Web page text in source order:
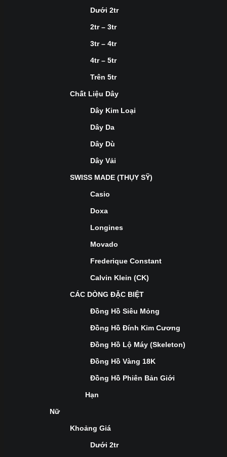
Dưới 2tr
2tr – 3tr
3tr – 4tr
4tr – 5tr
Trên 5tr
Chất Liệu Dây
Dây Kim Loại
Dây Da
Dây Dù
Dây Vải
SWISS MADE (THỤY SỸ)
Casio
Doxa
Longines
Movado
Frederique Constant
Calvin Klein (CK)
CÁC DÒNG ĐẶC BIỆT
Đồng Hồ Siêu Mỏng
Đồng Hồ Đính Kim Cương
Đồng Hồ Lộ Máy (Skeleton)
Đồng Hồ Vàng 18K
Đồng Hồ Phiên Bản Giới
Hạn
Nữ
Khoảng Giá
Dưới 2tr